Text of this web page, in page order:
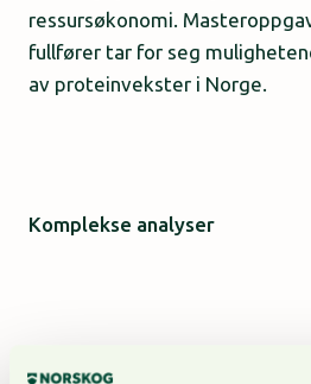
ressursøkonomi.
fullfører tar for seg
av proteinvekster i Norge.
Komplekse analyser
Anders Ringstad, leder av